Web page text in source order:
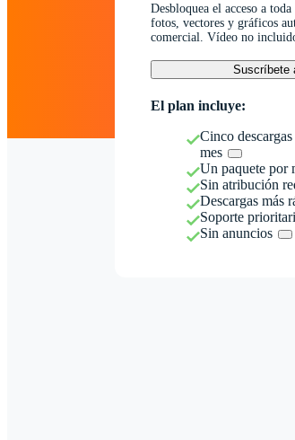
Desbloquea el acceso a
fotos, vectores y gráficos
comercial. Vídeo no
Suscríbete
El plan incluye:
Cinco
mes
Un paquete por
Sin atribución
Descargas más
Soporte
Sin anuncios